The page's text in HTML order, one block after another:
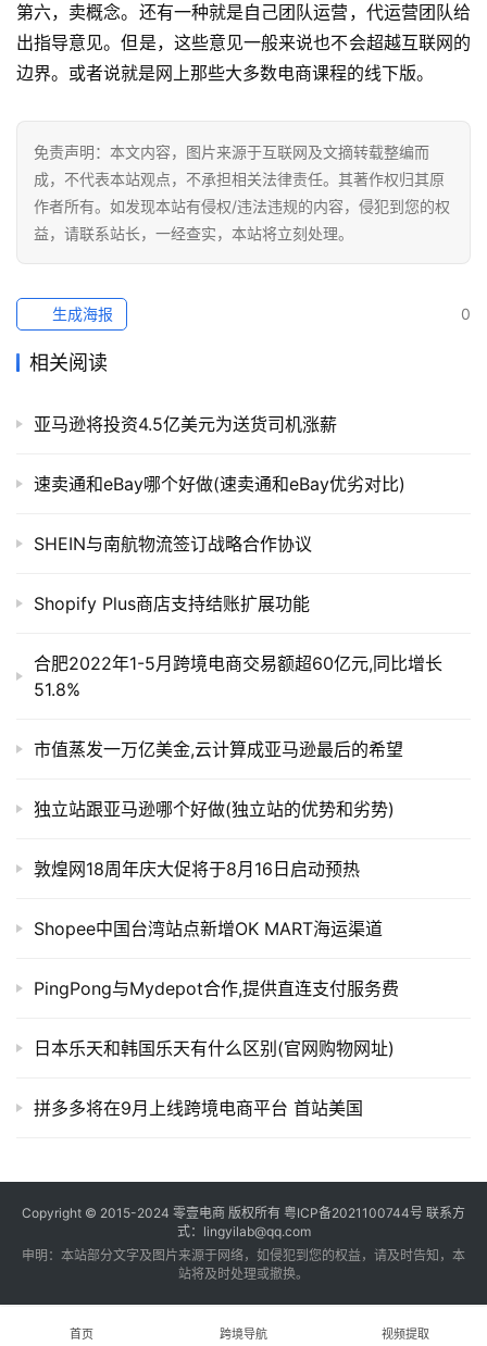
第六，卖概念。还有一种就是自己团队运营，代运营团队给
出指导意见。但是，这些意见一般来说也不会超越互联网的
边界。或者说就是网上那些大多数电商课程的线下版。
免责声明：本文内容，图片来源于互联网及文摘转载整编而
成，不代表本站观点，不承担相关法律责任。其著作权归其原
作者所有。如发现本站有侵权/违法违规的内容，侵犯到您的权
益，请联系站长，一经查实，本站将立刻处理。
0
生成海报
相关阅读
亚马逊将投资4.5亿美元为送货司机涨薪
速卖通和eBay哪个好做(速卖通和eBay优劣对比)
SHEIN与南航物流签订战略合作协议
Shopify Plus商店支持结账扩展功能
合肥2022年1-5月跨境电商交易额超60亿元,同比增长
51.8%
市值蒸发一万亿美金,云计算成亚马逊最后的希望
独立站跟亚马逊哪个好做(独立站的优势和劣势)
敦煌网18周年庆大促将于8月16日启动预热
Shopee中国台湾站点新增OK MART海运渠道
PingPong与Mydepot合作,提供直连支付服务费
日本乐天和韩国乐天有什么区别(官网购物网址)
拼多多将在9月上线跨境电商平台 首站美国
Copyright © 2015-2024 零壹电商 版权所有 粤ICP备2021100744号 联系方
式：lingyilab@qq.com
申明：本站部分文字及图片来源于网络，如侵犯到您的权益，请及时告知，本
站将及时处理或撤换。
首页 跨境导航 视频提取